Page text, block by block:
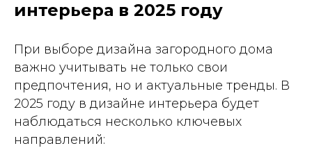
интерьера в 2025 году
При выборе дизайна загородного дома
важно учитывать не только свои
предпочтения, но и актуальные тренды. В
2025 году в дизайне интерьера будет
наблюдаться несколько ключевых
направлений: